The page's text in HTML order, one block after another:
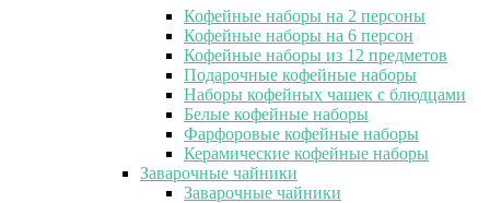
Кофейные наборы на 2 персоны
Кофейные наборы на 6 персон
Кофейные наборы из 12 предметов
Подарочные кофейные наборы
Наборы кофейных чашек с блюдцами
Белые кофейные наборы
Фарфоровые кофейные наборы
Керамические кофейные наборы
Заварочные чайники
Заварочные чайники